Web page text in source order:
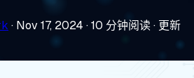
· Nov 17, 2024 ·10 分钟阅读· 更新